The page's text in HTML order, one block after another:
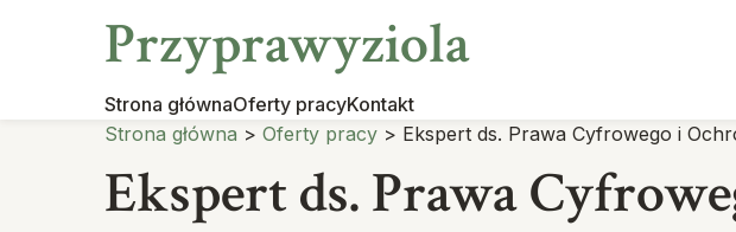
Przyprawyziola
Strona głównaOferty pracyKontakt
Strona główna > Oferty pracy > Ekspert ds. Prawa Cyfrowego i
Ekspert ds. Prawa